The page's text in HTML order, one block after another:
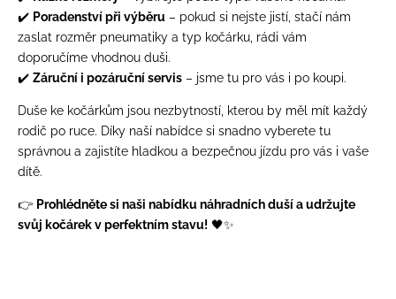
✔️ Poradenství při výběru – pokud si nejste jistí, stačí nám
zaslat rozměr pneumatiky a typ kočárku, rádi vám
doporučíme vhodnou duši.
✔️ Záruční i pozáruční servis – jsme tu pro vás i po koupi.
Duše ke kočárkům jsou nezbytností, kterou by měl mít každý
rodič po ruce. Díky naší nabídce si snadno vyberete tu
správnou a zajistíte hladkou a bezpečnou jízdu pro vás i vaše
dítě.
👉 Prohlédněte si naši nabídku náhradních duší a udržujte
svůj kočárek v perfektním stavu! 🖤✨